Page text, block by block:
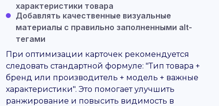
характеристики товара
Добавлять качественные визуальные
материалы с правильно заполненными alt-
тегами
При оптимизации карточек рекомендуется
следовать стандартной формуле: "Тип товара +
бренд или производитель + модель + важные
характеристики". Это помогает улучшить
ранжирование и повысить видимость в